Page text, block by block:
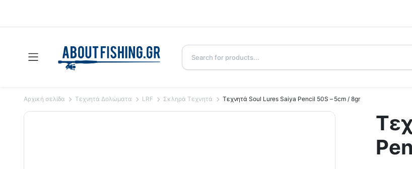
Αρχική σελίδα Τεχνητά Δολώματα LRF Σκληρά Τεχνητά Τεχνητά Soul Lures Saiya Pencil 50S – 5cm / 8gr